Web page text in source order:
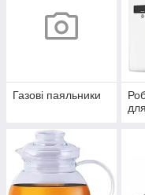
Газові паяльники